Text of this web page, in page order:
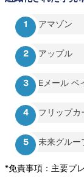
アマゾン
アップル
Eメール ベ
フリップカ
未来グルー
*免責事項：主要プ